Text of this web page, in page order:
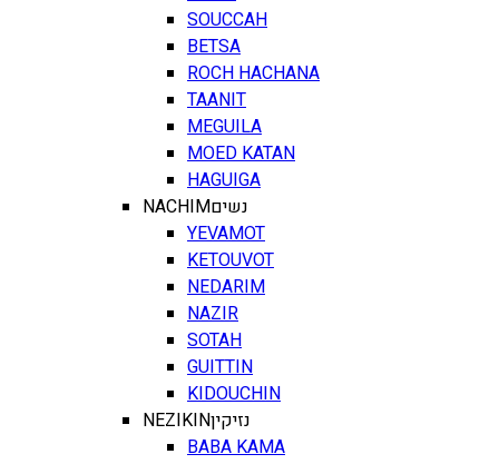
SOUCCAH
BETSA
ROCH HACHANA
TAANIT
MEGUILA
MOED KATAN
HAGUIGA
NACHIMנשים
YEVAMOT
KETOUVOT
NEDARIM
NAZIR
SOTAH
GUITTIN
KIDOUCHIN
NEZIKINנזיקין
BABA KAMA